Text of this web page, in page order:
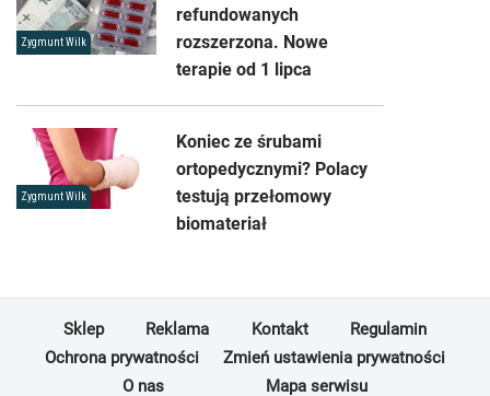
Zygmunt Wilk
refundowanych
rozszerzona. Nowe
terapie od 1 lipca
Zygmunt Wilk
Koniec ze śrubami
ortopedycznymi? Polacy
testują przełomowy
biomateriał
Sklep Reklama Kontakt
Regulamin
Ochrona prywatności
Zmień ustawienia prywatności
O nas
Mapa serwisu